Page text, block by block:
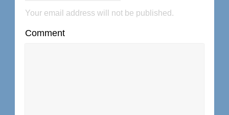
Your email address will not be published.
Comment